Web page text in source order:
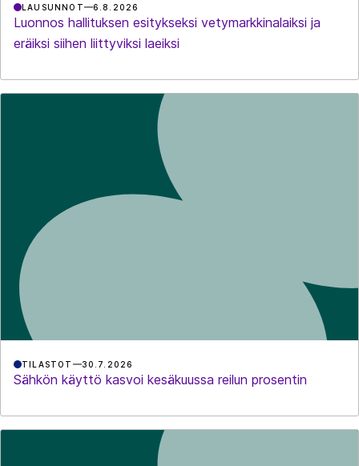
LAUSUNNOT 6.8.2026
Luonnos hallituksen esitykseksi vetymarkkinalaiksi ja
eräiksi siihen liittyviksi laeiksi
TILASTOT 30.7.2026
Sähkön käyttö kasvoi kesäkuussa reilun prosentin